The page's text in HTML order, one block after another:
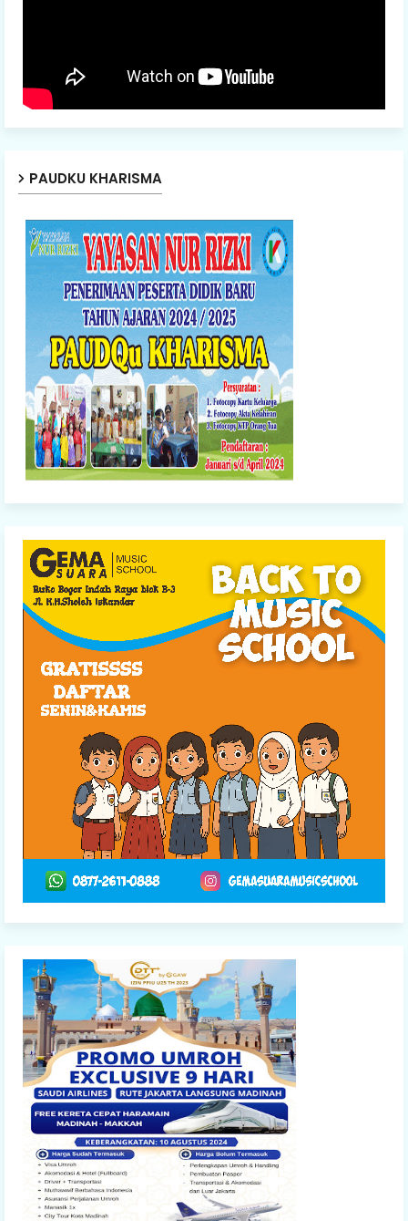
PAUDKU KHARISMA